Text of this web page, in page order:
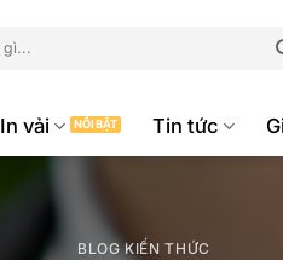
In vải Tin tức
BLOG KIẾN THỨC